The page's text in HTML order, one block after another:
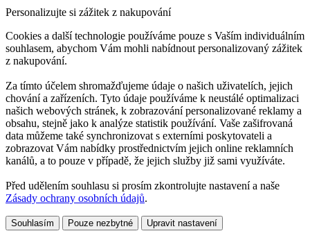
Personalizujte si zážitek z nakupování
Cookies a další technologie používáme pouze s Vaším individuálním
souhlasem, abychom Vám mohli nabídnout personalizovaný zážitek
z nakupování.
Za tímto účelem shromažďujeme údaje o našich uživatelích, jejich
chování a zařízeních. Tyto údaje používáme k neustálé optimalizaci
našich webových stránek, k zobrazování personalizované reklamy a
obsahu, stejně jako k analýze statistik používání. Vaše zašifrovaná
data můžeme také synchronizovat s externími poskytovateli a
zobrazovat Vám nabídky prostřednictvím jejich online reklamních
kanálů, a to pouze v případě, že jejich služby již sami využíváte.
Před udělením souhlasu si prosím zkontrolujte nastavení a naše
Zásady ochrany osobních údajů.
Souhlasím Pouze nezbytné Upravit nastavení